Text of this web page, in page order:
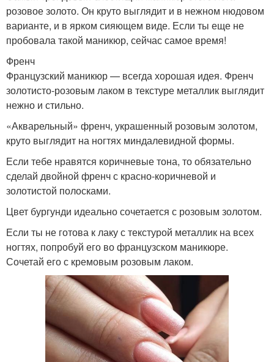
розовое золото. Он круто выглядит и в нежном нюдовом
варианте, и в ярком сияющем виде. Если ты еще не
пробовала такой маникюр, сейчас самое время!
Френч
Французский маникюр — всегда хорошая идея. Френч
золотисто-розовым лаком в текстуре металлик выглядит
нежно и стильно.
«Акварельный» френч, украшенный розовым золотом,
круто выглядит на ногтях миндалевидной формы.
Если тебе нравятся коричневые тона, то обязательно
сделай двойной френч с красно-коричневой и
золотистой полосками.
Цвет бургунди идеально сочетается с розовым золотом.
Если ты не готова к лаку с текстурой металлик на всех
ногтях, попробуй его во французском маникюре.
Сочетай его с кремовым розовым лаком.